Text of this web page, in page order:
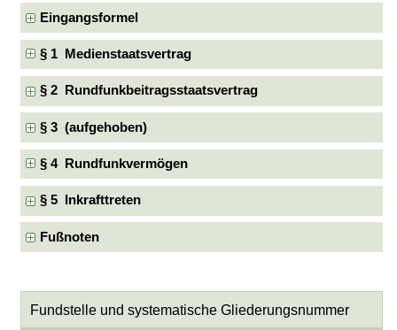
Eingangsformel
§ 1 Medienstaatsvertrag
§ 2 Rundfunkbeitragsstaatsvertrag
§ 3 (aufgehoben)
§ 4 Rundfunkvermögen
§ 5 Inkrafttreten
Fußnoten
Fundstelle und systematische Gliederungsnummer